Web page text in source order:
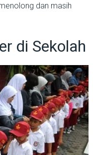
dan masih
di Sekolah